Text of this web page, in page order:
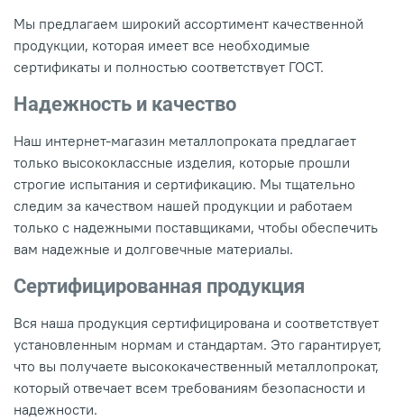
Мы предлагаем широкий ассортимент качественной
продукции, которая имеет все необходимые
сертификаты и полностью соответствует ГОСТ.
Надежность и качество
Наш интернет-магазин металлопроката предлагает
только высококлассные изделия, которые прошли
строгие испытания и сертификацию. Мы тщательно
следим за качеством нашей продукции и работаем
только с надежными поставщиками, чтобы обеспечить
вам надежные и долговечные материалы.
Сертифицированная продукция
Вся наша продукция сертифицирована и соответствует
установленным нормам и стандартам. Это гарантирует,
что вы получаете высококачественный металлопрокат,
который отвечает всем требованиям безопасности и
надежности.